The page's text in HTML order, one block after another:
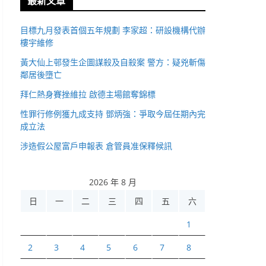
目標九月發表首個五年規劃 李家超：研設機構代辦
樓宇維修
黃大仙上邨發生企圖謀殺及自殺案 警方：疑兇斬傷
鄰居後墮亡
拜仁熱身賽挫維拉 啟德主場館奪錦標
性罪行修例獲九成支持 鄧炳強：爭取今屆任期內完
成立法
涉造假公屋富戶申報表 倉管員准保釋候訊
2026 年 8 月
日
一 二 三 四 五 六
1
2 3 4 5 6 7 8